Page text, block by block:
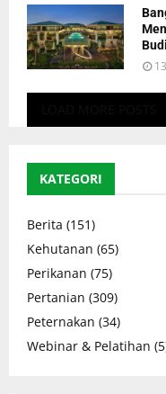
KATEGORI
Berita (151)
Kehutanan (65)
Perikanan (75)
Pertanian (309)
Peternakan (34)
Webinar & Pelatihan